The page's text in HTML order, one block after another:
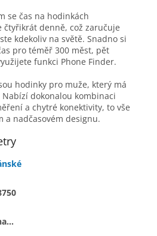
se čas na hodinkách
denně, což zaručuje
kdekoliv na světě. Snadno si
pro téměř 300 měst, pět
funkci Phone Finder.
hodinky pro muže, který má
dokonalou kombinaci
a chytré konektivity, to vše
a nadčasovém designu.